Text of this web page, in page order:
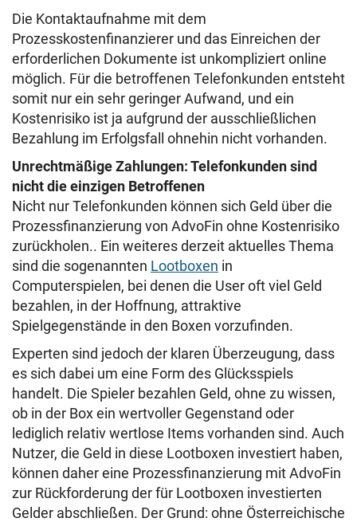
Die Kontaktaufnahme mit dem
Prozesskostenfinanzierer und das Einreichen der
erforderlichen Dokumente ist unkompliziert online
möglich. Für die betroffenen Telefonkunden entsteht
somit nur ein sehr geringer Aufwand, und ein
Kostenrisiko ist ja aufgrund der ausschließlichen
Bezahlung im Erfolgsfall ohnehin nicht vorhanden.
Unrechtmäßige Zahlungen: Telefonkunden sind
nicht die einzigen Betroffenen
Nicht nur Telefonkunden können sich Geld über die
Prozessfinanzierung von AdvoFin ohne Kostenrisiko
zurückholen.. Ein weiteres derzeit aktuelles Thema
sind die sogenannten Lootboxen in
Computerspielen, bei denen die User oft viel Geld
bezahlen, in der Hoffnung, attraktive
Spielgegenstände in den Boxen vorzufinden.
Experten sind jedoch der klaren Überzeugung, dass
es sich dabei um eine Form des Glücksspiels
handelt. Die Spieler bezahlen Geld, ohne zu wissen,
ob in der Box ein wertvoller Gegenstand oder
lediglich relativ wertlose Items vorhanden sind. Auch
Nutzer, die Geld in diese Lootboxen investiert haben,
können daher eine Prozessfinanzierung mit AdvoFin
zur Rückforderung der für Lootboxen investierten
Gelder abschließen. Der Grund: ohne Österreichische